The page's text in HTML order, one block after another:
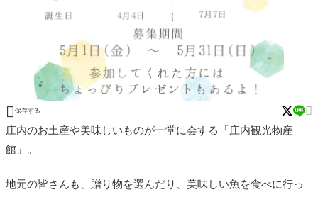
 保存する 
庄内のお土産や美味しいものが一堂に会する「庄内観光物産
館」。
地元の皆さんも、贈り物を選んだり、美味しい魚を食べに行っ